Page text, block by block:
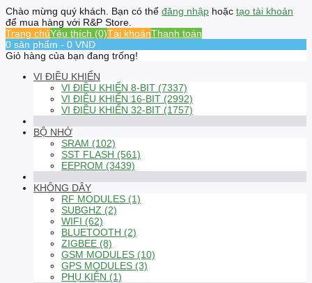
Chào mừng quý khách. Bạn có thể đăng nhập hoặc tạo tài khoản
để mua hàng với R&P Store.
Trang chủYêu thích (0)Tài khoảnThanh toán
0 sản phẩm - 0 VND
Giỏ hàng của bạn đang trống!
VI ĐIỀU KHIỂN
VI ĐIỀU KHIỂN 8-BIT (7337)
VI ĐIỀU KHIỂN 16-BIT (2992)
VI ĐIỀU KHIỂN 32-BIT (1757)
BỘ NHỚ
SRAM (102)
SST FLASH (561)
EEPROM (3439)
KHÔNG DÂY
RF MODULES (1)
SUBGHZ (2)
WIFI (62)
BLUETOOTH (2)
ZIGBEE (8)
GSM MODULES (10)
GPS MODULES (3)
PHỤ KIỆN (1)